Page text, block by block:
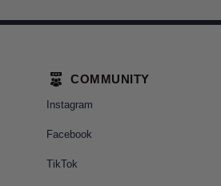
COMMUNITY
Instagram
Facebook
TikTok